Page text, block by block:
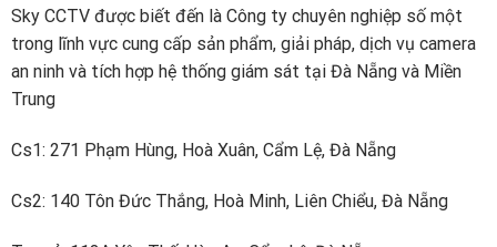
thời gian thực. Kể từ đó, công ty đã tiếp tục đầu tư
xây dựng các khả năng R & D mạnh mẽ cho công nghệ
mới và đổi mới.
năm vào R & D kể từ năm 2014. Công ty có bốn viện
Viện Chip và Viện đám mây video và một nhóm R & D
Sky CCTV được biết đến là Công ty chuyên nghiệp số một
trong lĩnh vực cung cấp sản phẩm, giải pháp, dịch vụ camera
an ninh và tích hợp hệ thống giám sát tại Đà Nẵng và Miền
Trung
Cs1: 271 Phạm Hùng, Hoà Xuân, Cẩm Lệ, Đà Nẵng
Cs2: 140 Tôn Đức Thắng, Hoà Minh, Liên Chiểu, Đà Nẵng